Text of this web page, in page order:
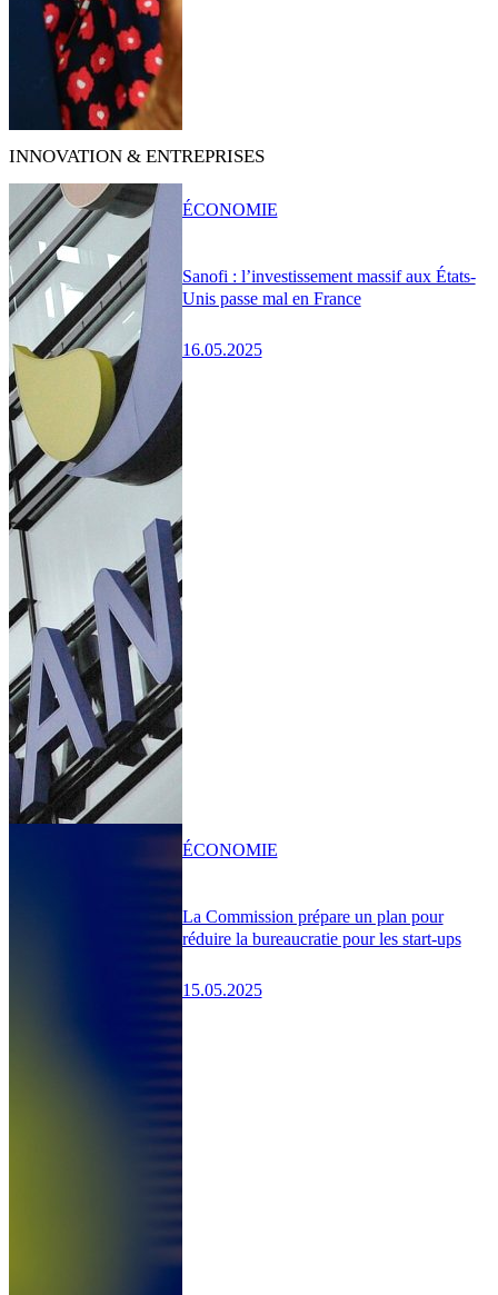
INNOVATION & ENTREPRISES
Sanofi : l’investissement massif aux États-
Unis passe mal en France
16.05.2025
ÉCONOMIE
La Commission prépare un plan pour
réduire la bureaucratie pour les start-ups
15.05.2025
ÉCONOMIE